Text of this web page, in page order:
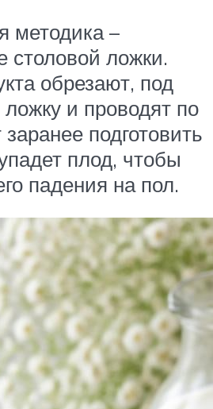
методика –
столовой ложки.
обрезают, под
и проводят по
подготовить
плод, чтобы
падения на пол.